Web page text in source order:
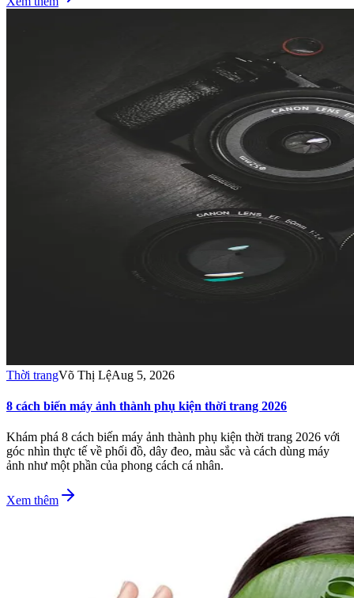
Thời trangVõ Thị LệAug 5, 2026
8 cách biến máy ảnh thành phụ kiện thời trang 2026
Khám phá 8 cách biến máy ảnh thành phụ kiện thời trang 2026 với
góc nhìn thực tế về phối đồ, dây đeo, màu sắc và cách dùng máy
ảnh như một phần của phong cách cá nhân.
Xem thêm